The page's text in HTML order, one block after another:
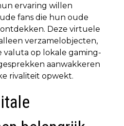
ervaring willen
fans die hun oude
Deze virtuele
verzamelobjecten,
valuta op lokale gaming-
aanwakkeren
rivaliteit opwekt.